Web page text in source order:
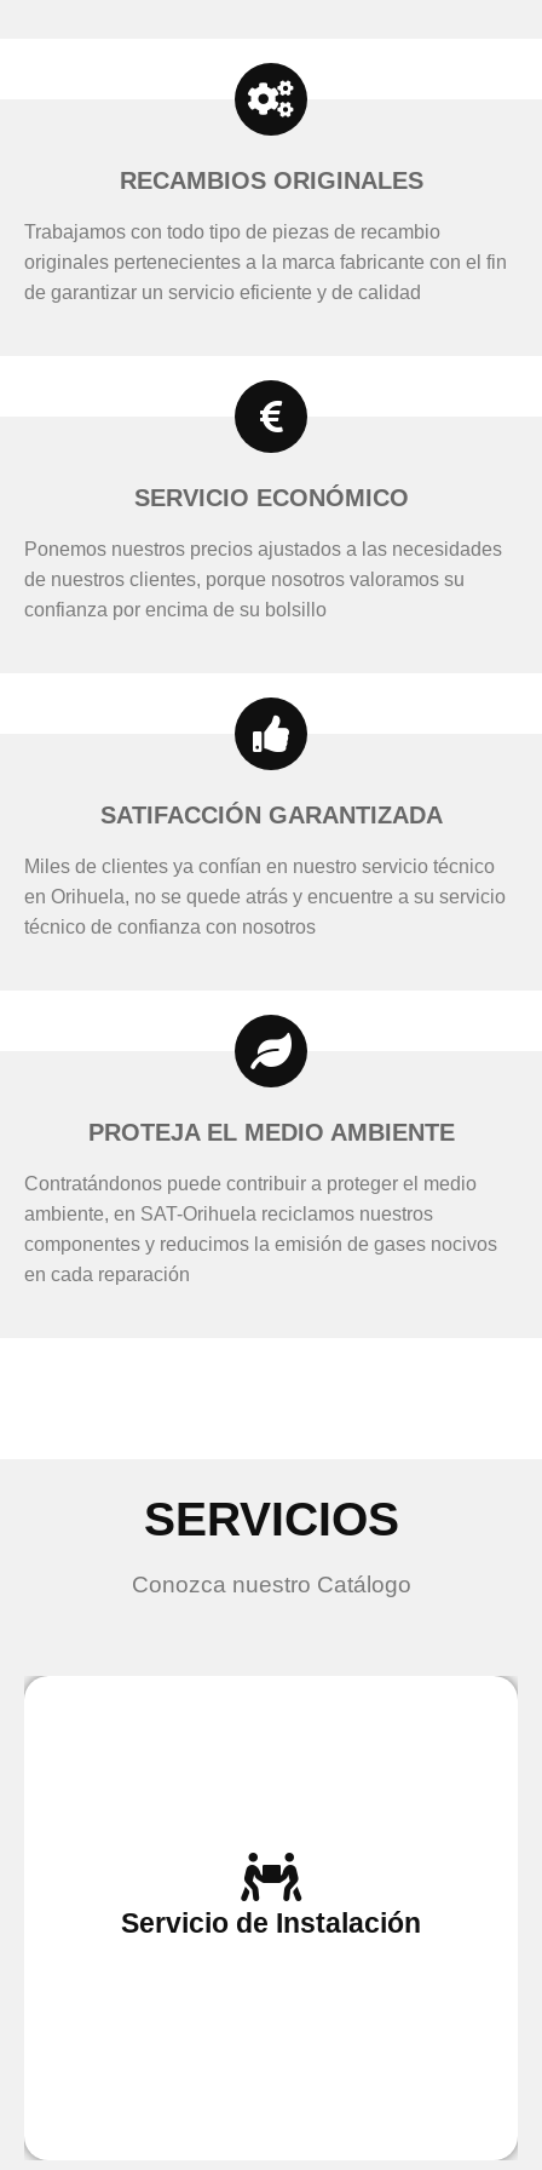
RECAMBIOS ORIGINALES
Trabajamos con todo tipo de piezas de recambio
originales pertenecientes a la marca fabricante con el fin
de garantizar un servicio eficiente y de calidad
SERVICIO ECONÓMICO
Ponemos nuestros precios ajustados a las necesidades
de nuestros clientes, porque nosotros valoramos su
confianza por encima de su bolsillo
SATIFACCIÓN GARANTIZADA
Miles de clientes ya confían en nuestro servicio técnico
en Orihuela, no se quede atrás y encuentre a su servicio
técnico de confianza con nosotros
PROTEJA EL MEDIO AMBIENTE
Contratándonos puede contribuir a proteger el medio
ambiente, en SAT-Orihuela reciclamos nuestros
componentes y reducimos la emisión de gases nocivos
en cada reparación
SERVICIOS
Conozca nuestro Catálogo
Servicio de Instalación
Realizamos la instalación de todo tipo de
equipos, solicite nuestros servicios si necesita